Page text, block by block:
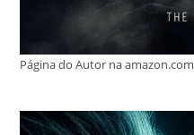
Página do Autor na amazon.com